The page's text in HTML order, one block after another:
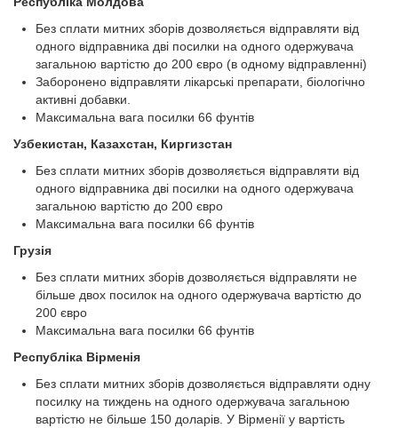
Без сплати митних зборів дозволяється відправляти від
одного відправника дві посилки на одного одержувача
загальною вартістю до 200 євро (в одному відправленні)
Заборонено відправляти лікарські препарати, біологічно
активні добавки.
Максимальна вага посилки 66 фунтів
Узбекистан, Казахстан, Киргизстан
Без сплати митних зборів дозволяється відправляти від
одного відправника дві посилки на одного одержувача
загальною вартістю до 200 євро
Максимальна вага посилки 66 фунтів
Грузія
Без сплати митних зборів дозволяється відправляти не
більше двох посилок на одного одержувача вартістю до
200 євро
Максимальна вага посилки 66 фунтів
Республіка Вірменія
Без сплати митних зборів дозволяється відправляти одну
посилку на тиждень на одного одержувача загальною
вартістю не більше 150 доларів. У Вірменії у вартість